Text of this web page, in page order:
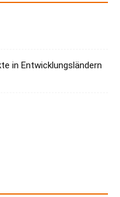
in Entwicklungsländern